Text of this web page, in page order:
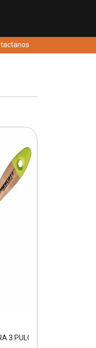
3 PULGADAS